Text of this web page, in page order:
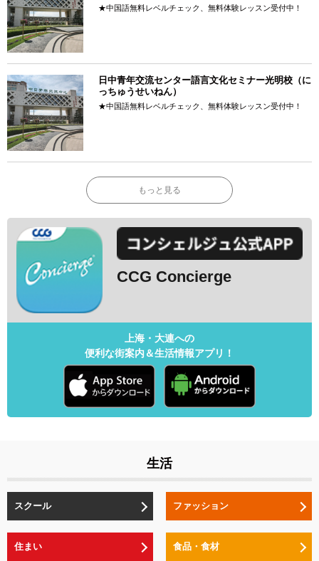
★中国語無料レベルチェック、無料体験レッスン受付中！
日中青年交流センター語言文化セミナー光明校（に
っちゅうせいねん）
★中国語無料レベルチェック、無料体験レッスン受付中！
もっと見る
CCG Concierge
上海・大連への
便利な街案内＆生活情報アプリ！
生活
スクール ファッション
住まい 食品・食材